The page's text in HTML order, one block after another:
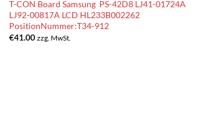
T-CON Board Samsung PS-42D8 LJ41-01724A
LJ92-00817A LCD HL233B002262
PositionNummer:T34-912
€41.00 zzg. MwSt.